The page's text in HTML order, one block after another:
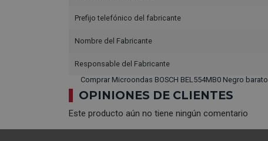
Prefijo telefónico del fabricante
Nombre del Fabricante
Responsable del Fabricante
Comprar Microondas BOSCH BEL554MB0 Negro barato.
OPINIONES DE CLIENTES
Este producto aún no tiene ningún comentario